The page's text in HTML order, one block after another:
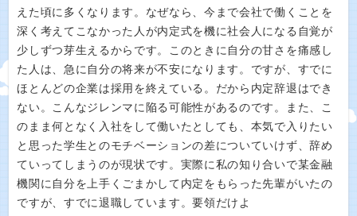
えた頃に多くなります。なぜなら、今まで会社で働くことを
深く考えてこなかった人が内定式を機に社会人になる自覚が
少しずつ芽生えるからです。このときに自分の甘さを痛感し
た人は、急に自分の将来が不安になります。ですが、すでに
ほとんどの企業は採用を終えている。だから内定辞退はでき
ない。こんなジレンマに陥る可能性があるのです。また、こ
のまま何となく入社をして働いたとしても、本気で入りたい
と思った学生とのモチベーションの差についていけず、辞め
ていってしまうのが現状です。実際に私の知り合いで某金融
機関に自分を上手くごまかして内定をもらった先輩がいたの
ですが、すでに退職しています。要領だけよ